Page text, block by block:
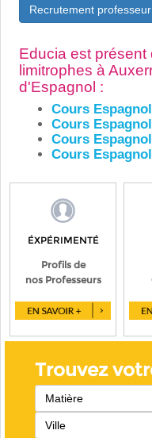
Recrutement professeur
Educia est
limitrophes à
d'Espagnol :
Cours
Cours
Cours
Cours
ÉXPÉRIMENTÉ
Profils de
nos Professeurs
Trouvez
Matière
Ville